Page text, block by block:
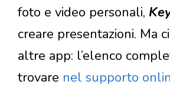
foto e video personali,
creare presentazioni. Ma
altre app: l’elenco
trovare nel supporto